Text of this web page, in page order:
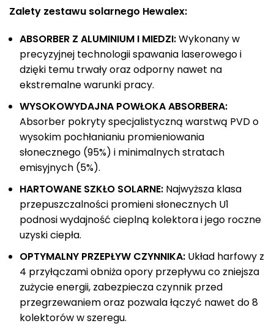
Zalety zestawu solarnego Hewalex:
ABSORBER Z ALUMINIUM I MIEDZI:Wykonany w
precyzyjnej technologii spawania laserowego i
dzięki temu trwały oraz odporny nawet na
ekstremalne warunki pracy.
WYSOKOWYDAJNA POWŁOKA ABSORBERA:
Absorber pokryty specjalistyczną warstwą PVD o
wysokim pochłanianiu promieniowania
słonecznego (95%) i minimalnych stratach
emisyjnych (5%).
HARTOWANE SZKŁO SOLARNE: Najwyższa klasa
przepuszczalności promieni słonecznych U1
podnosi wydajność cieplną kolektora i jego roczne
uzyski ciepła.
OPTYMALNY PRZEPŁYW CZYNNIKA: Układ harfowy z
4 przyłączami obniża opory przepływu co zniejsza
zużycie energii, zabezpiecza czynnik przed
przegrzewaniem oraz pozwala łączyć nawet do 8
kolektorów w szeregu.